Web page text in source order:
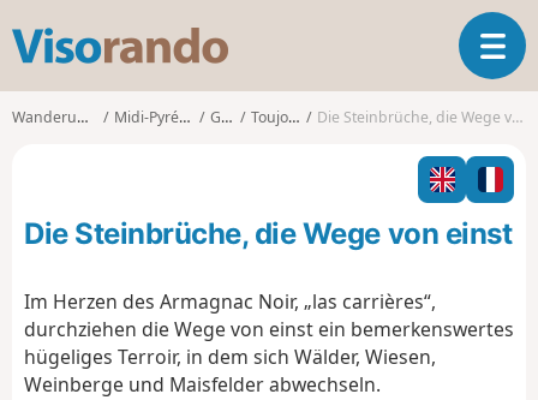
s
o
T
o
l
n
a
a
Wanderungen Midi-Pyrénées Gers Toujouse Die Steinbrüche, die Wege von einst
Die Steinbrüche, die Wege von einst
Im Herzen des Armagnac Noir, „las carrières“,
durchziehen die Wege von einst ein bemerkenswertes
hügeliges Terroir, in dem sich Wälder, Wiesen,
Weinberge und Maisfelder abwechseln.